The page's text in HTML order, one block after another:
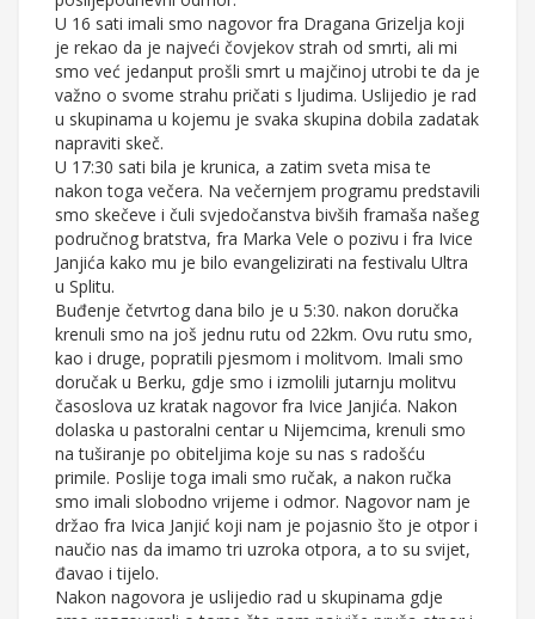
U 16 sati imali smo nagovor fra Dragana Grizelja koji
je rekao da je najveći čovjekov strah od smrti, ali mi
smo već jedanput prošli smrt u majčinoj utrobi te da je
važno o svome strahu pričati s ljudima. Uslijedio je rad
u skupinama u kojemu je svaka skupina dobila zadatak
napraviti skeč.
U 17:30 sati bila je krunica, a zatim sveta misa te
nakon toga večera. Na večernjem programu predstavili
smo skečeve i čuli svjedočanstva bivših framaša našeg
područnog bratstva, fra Marka Vele o pozivu i fra Ivice
Janjića kako mu je bilo evangelizirati na festivalu Ultra
u Splitu.
Buđenje četvrtog dana bilo je u 5:30. nakon doručka
krenuli smo na još jednu rutu od 22km. Ovu rutu smo,
kao i druge, popratili pjesmom i molitvom. Imali smo
doručak u Berku, gdje smo i izmolili jutarnju molitvu
časoslova uz kratak nagovor fra Ivice Janjića. Nakon
dolaska u pastoralni centar u Nijemcima, krenuli smo
na tuširanje po obiteljima koje su nas s radošću
primile. Poslije toga imali smo ručak, a nakon ručka
smo imali slobodno vrijeme i odmor. Nagovor nam je
držao fra Ivica Janjić koji nam je pojasnio što je otpor i
naučio nas da imamo tri uzroka otpora, a to su svijet,
đavao i tijelo.
Nakon nagovora je uslijedio rad u skupinama gdje